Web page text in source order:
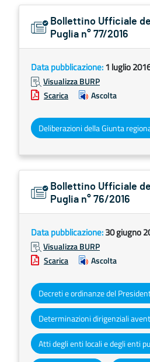
Bollettino Ufficiale
Puglia n° 77/2016
Data pubblicazione:1 luglio
Visualizza BURP
Scarica
Ascolta
Deliberazioni della Giunta
Bollettino Ufficiale
Puglia n° 76/2016
Data pubblicazione:30 giugno
Visualizza BURP
Scarica
Ascolta